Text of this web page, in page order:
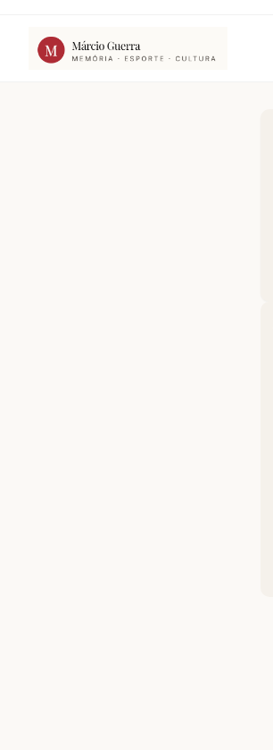
conteúdo